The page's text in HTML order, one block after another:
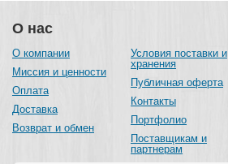
О нас
О компании
Миссия и ценности
Оплата
Доставка
Возврат и обмен
Условия поставки и
хранения
Публичная оферта
Контакты
Портфолио
Поставщикам и
партнерам